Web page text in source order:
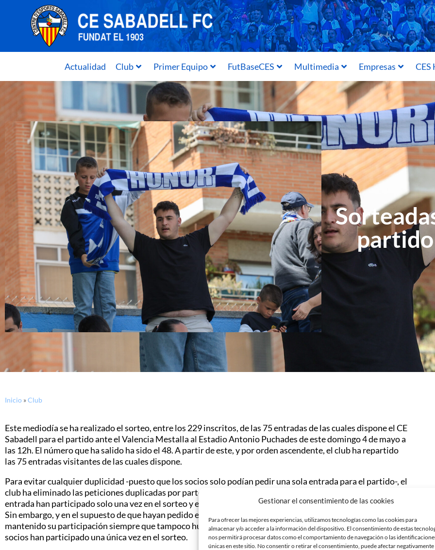
Gestionar el consentimiento de las cookies
Para ofrecer las mejores experiencias, utilizamos tecnologías como las cookies para
almacenar y/o acceder a la información del dispositivo. El consentimiento de estas
nos permitirá procesar datos como el comportamiento de navegación o las
únicas en este sitio. No consentir o retirar el consentimiento, puede afectar negativamente
Actualidad Club Primer Equipo FutBaseCES Multimedia Empresas CES
Inicio »Club
Este mediodía se ha realizado el sorteo, entre los 229 inscritos, de las 75 entradas de las cuales dispone el CE
Sabadell para el partido ante el Valencia Mestalla al Estadio Antonio Puchades de este domingo 4 de mayo a
las 12h. El número que ha salido ha sido el 48. A partir de este, y por orden ascendente, el club ha repartido
las 75 entradas visitantes de las cuales dispone.
Para evitar cualquier duplicidad -puesto que los socios solo podían pedir una sola entrada para el partido-, el
club ha eliminado las peticiones duplicadas por parte de los socios. Los socios que habían pedido más de una
entrada han participado solo una vez en el sorteo y el resto de peticiones con su nombre han sido eliminadas.
Sin embargo, y en el supuesto de que hayan pedido entradas con varios socios, el resto de socios sí que han
mantenido su participación siempre que tampoco hubiera un caso de duplicidad. De este modo, todos los
socios han participado una única vez en el sorteo.